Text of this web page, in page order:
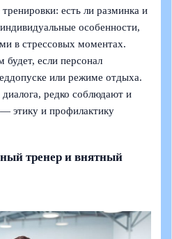
есть ли разминка и
особенности,
в стрессовых моментах.
если персонал
или режиме отдыха.
редко соблюдают и
этику и профилактику
тренер и внятный